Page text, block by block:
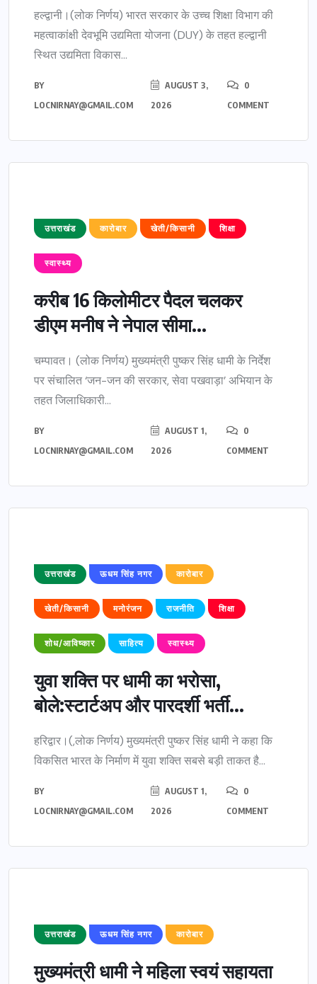
हल्द्वानी।(लोक निर्णय) भारत सरकार के उच्च शिक्षा विभाग की
महत्वाकांक्षी देवभूमि उद्यमिता योजना (DUY) के तहत हल्द्वानी
स्थित उद्यमिता विकास...
BY
LOCNIRNAY@GMAIL.COM
AUGUST 3,
2026
0
COMMENT
उत्तराखंड कारोबार खेती/किसानी शिक्षा
स्वास्थ्य
करीब 16 किलोमीटर पैदल चलकर
डीएम मनीष ने नेपाल सीमा...
चम्पावत। (लोक निर्णय) मुख्यमंत्री पुष्कर सिंह धामी के निर्देश
पर संचालित ‘जन-जन की सरकार, सेवा पखवाड़ा’ अभियान के
तहत जिलाधिकारी...
BY
LOCNIRNAY@GMAIL.COM
AUGUST 1,
2026
0
COMMENT
उत्तराखंड ऊधम सिंह नगर कारोबार
खेती/किसानी मनोरंजन राजनीति शिक्षा
शोध/आविष्कार साहित्य स्वास्थ्य
युवा शक्ति पर धामी का भरोसा,
बोले:स्टार्टअप और पारदर्शी भर्ती...
हरिद्वार।(,लोक निर्णय) मुख्यमंत्री पुष्कर सिंह धामी ने कहा कि
विकसित भारत के निर्माण में युवा शक्ति सबसे बड़ी ताकत है...
BY
LOCNIRNAY@GMAIL.COM
AUGUST 1,
2026
0
COMMENT
उत्तराखंड ऊधम सिंह नगर कारोबार
मुख्यमंत्री धामी ने महिला स्वयं सहायता